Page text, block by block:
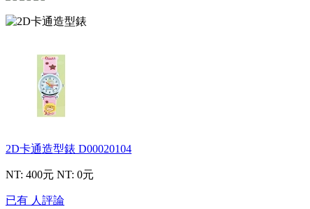
2D卡通造型錶 D00020104
NT: 400元 NT: 0元
已有 人評論